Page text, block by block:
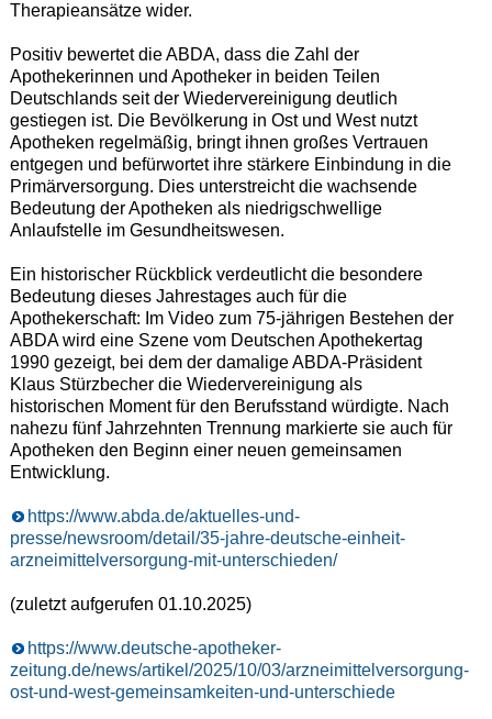
Therapieansätze wider.
Positiv bewertet die ABDA, dass die Zahl der
Apothekerinnen und Apotheker in beiden Teilen
Deutschlands seit der Wiedervereinigung deutlich
gestiegen ist. Die Bevölkerung in Ost und West nutzt
Apotheken regelmäßig, bringt ihnen großes Vertrauen
entgegen und befürwortet ihre stärkere Einbindung in die
Primärversorgung. Dies unterstreicht die wachsende
Bedeutung der Apotheken als niedrigschwellige
Anlaufstelle im Gesundheitswesen.
Ein historischer Rückblick verdeutlicht die besondere
Bedeutung dieses Jahrestages auch für die
Apothekerschaft: Im Video zum 75-jährigen Bestehen der
ABDA wird eine Szene vom Deutschen Apothekertag
1990 gezeigt, bei dem der damalige ABDA-Präsident
Klaus Stürzbecher die Wiedervereinigung als
historischen Moment für den Berufsstand würdigte. Nach
nahezu fünf Jahrzehnten Trennung markierte sie auch für
Apotheken den Beginn einer neuen gemeinsamen
Entwicklung.
https://www.abda.de/aktuelles-und-
presse/newsroom/detail/35-jahre-deutsche-einheit-
arzneimittelversorgung-mit-unterschieden/
(zuletzt aufgerufen 01.10.2025)
https://www.deutsche-apotheker-
zeitung.de/news/artikel/2025/10/03/arzneimittelversorgung-
ost-und-west-gemeinsamkeiten-und-unterschiede